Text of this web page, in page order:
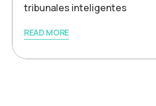
tribunales inteligentes
READ MORE